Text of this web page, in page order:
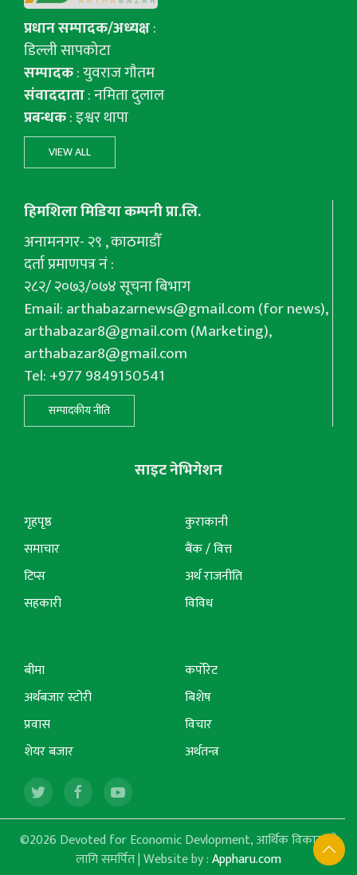
प्रधान सम्पादक/अध्यक्ष:
डिल्ली सापकोटा
सम्पादक: युवराज गाैतम
संवाददाता: नमिता दुलाल
प्रबन्धक: इश्वर थापा
VIEW ALL
हिमशिला मिडिया कम्पनी प्रा.लि.
अनामनगर- २९ , काठमाडौँ
दर्ता प्रमाणपत्र नं :
२८२/ २०७३/०७४ सूचना बिभाग
Email:arthabazarnews@gmail.com(for news),
arthabazar8@gmail.com(Marketing),
arthabazar8@gmail.com
Tel: +977 9849150541
सम्पादकीय नीति
साइट नेभिगेशन
गृहपृष्ठ
समाचार
टिप्स
सहकारी
कुराकानी
बैंक / वित्त
अर्थ राजनीति
विविध
बीमा
अर्थबजार स्टोरी
प्रवास
शेयर बजार
कर्पोरेट
बिशेष
विचार
अर्थतन्त्र
©2026 Devoted for Economic Devlopment, आर्थिक विकासको
लागि समर्पित | Website by :Appharu.com